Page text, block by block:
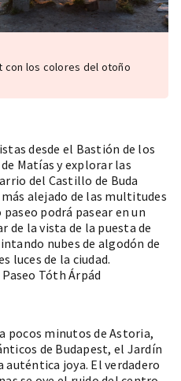
con los colores del otoño
desde el Bastión de los
Matías y explorar las
del Castillo de Buda
alejado de las multitudes
podrá pasear en un
la vista de la puesta de
nubes de algodón de
luces de la ciudad.
Tóth Árpád
a pocos minutos de Astoria,
de Budapest, el Jardín
auténtica joya. El verdadero